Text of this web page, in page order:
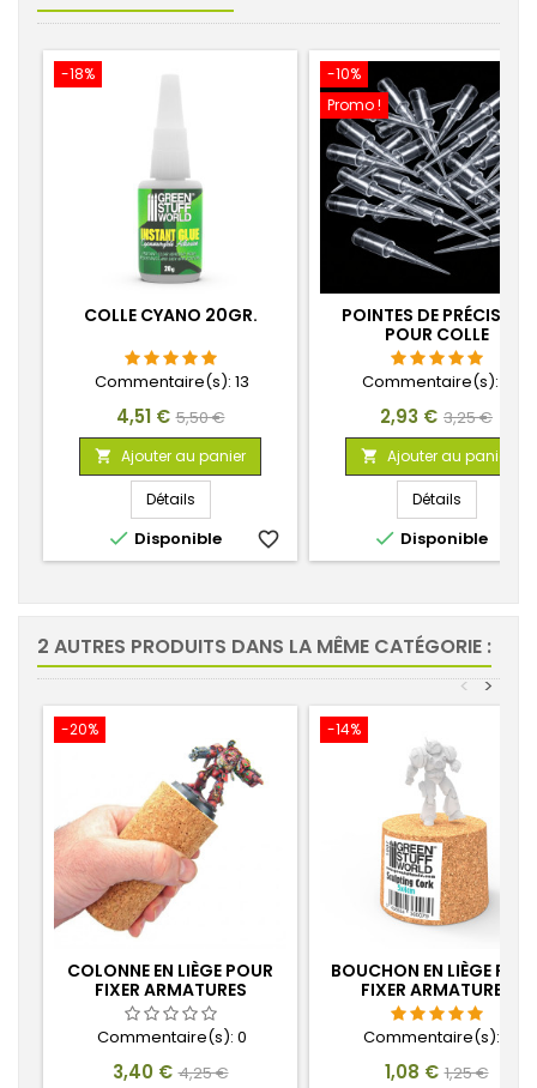
-18%
COLLE CYANO 20GR.
Commentaire(s): 13
Prix
4,51 € Prix
de
base
5,50 €
 Ajouter au panier
Détails
 Disponible favorite_border
-10%
Promo !
POINTES DE PRÉCISION
POUR COLLE
CYANOACRYLATE
Commentaire(s):
Prix
2,93 € Prix
de
base
3,25 €
 Ajouter au panier
Détails
 Disponible
2 AUTRES PRODUITS DANS LA MÊME CATÉGORIE :
>
<
-20%
COLONNE EN LIÈGE POUR
FIXER ARMATURES
Commentaire(s): 0
Prix
3,40 € Prix
4,25 €
-14%
BOUCHON EN LIÈGE
FIXER ARMATURES
Commentaire(s):
Prix
1,08 € Prix
1,25 €